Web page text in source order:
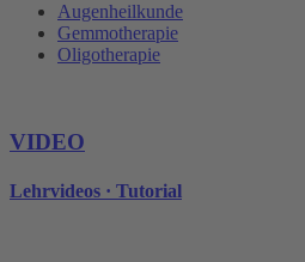
Augenheilkunde
Gemmotherapie
Oligotherapie
VIDEO
Lehrvideos · Tutorial